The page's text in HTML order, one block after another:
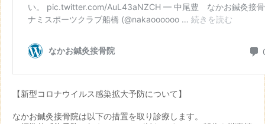
【新型コロナウイルス感染拡大予防について】
なかお鍼灸接骨院は以下の措置を取り診療します。